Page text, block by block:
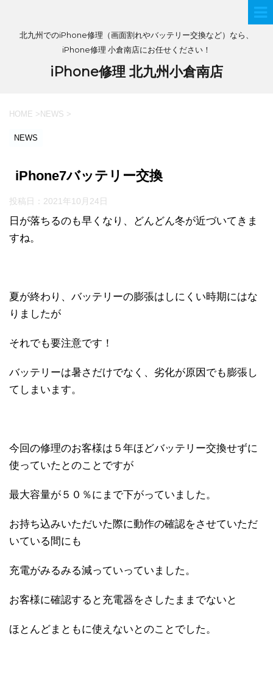
北九州でのiPhone修理（画面割れやバッテリー交換など）なら、
iPhone修理 小倉南店にお任せください！
iPhone修理 北九州小倉南店
HOME > NEWS >
NEWS
iPhone7バッテリー交換
投稿日： 2021年10月24日
日が落ちるのも早くなり、どんどん冬が近づいてきま
すね。
夏が終わり、バッテリーの膨張はしにくい時期にはな
りましたが
それでも要注意です！
バッテリーは暑さだけでなく、劣化が原因でも膨張し
てしまいます。
今回の修理のお客様は５年ほどバッテリー交換せずに
使っていたとのことですが
最大容量が５０％にまで下がっていました。
お持ち込みいただいた際に動作の確認をさせていただ
いている間にも
充電がみるみる減っていっていました。
お客様に確認すると充電器をさしたままでないと
ほとんどまともに使えないとのことでした。